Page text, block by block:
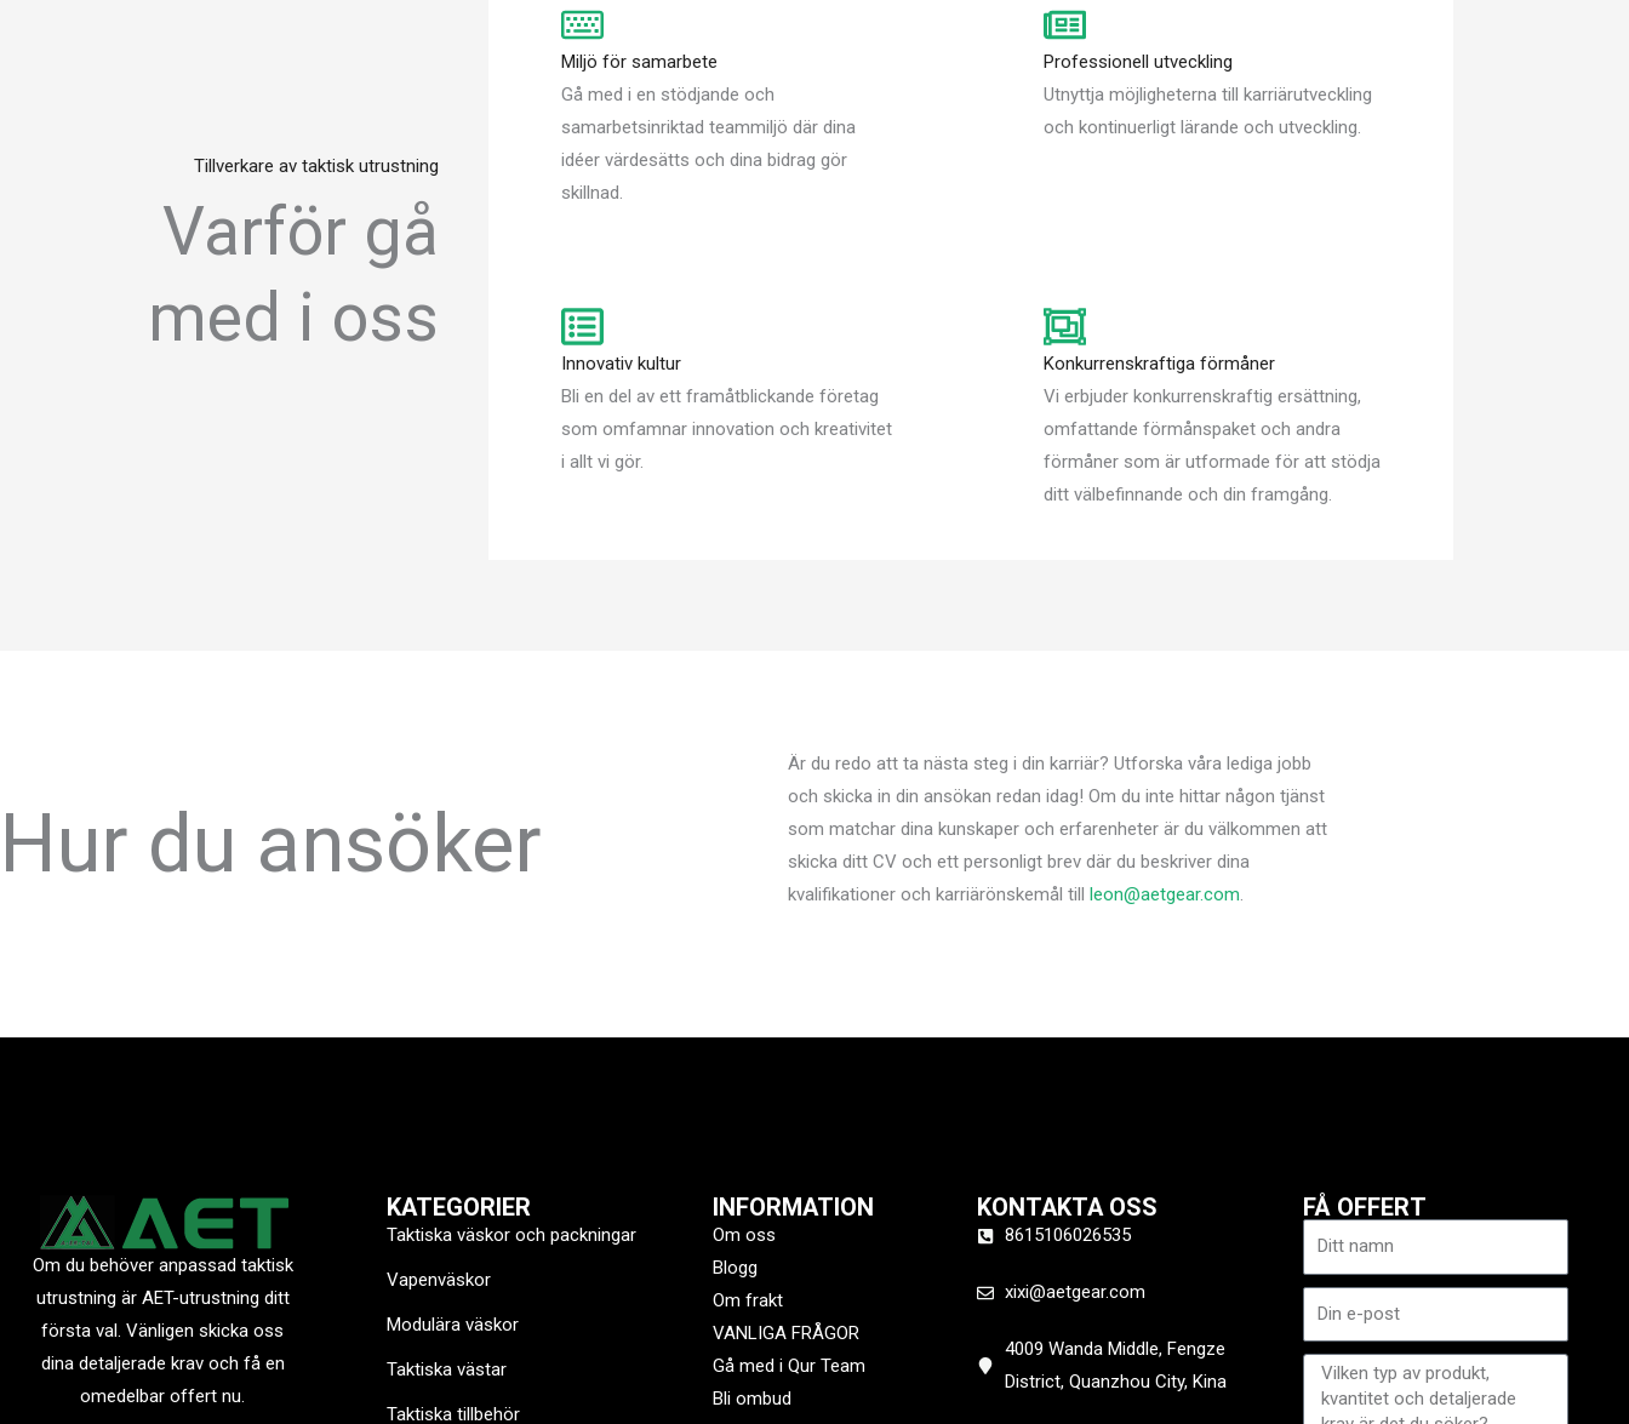
Tillverkare av taktisk utrustning
Varför gå
med i oss
Miljö för samarbete
Gå med i en stödjande och
samarbetsinriktad teammiljö där dina
idéer värdesätts och dina bidrag gör
skillnad.
Professionell utveckling
Utnyttja möjligheterna till karriärutveckling
och kontinuerligt lärande och utveckling.
Innovativ kultur
Bli en del av ett framåtblickande företag
som omfamnar innovation och kreativitet
i allt vi gör.
Konkurrenskraftiga förmåner
Vi erbjuder konkurrenskraftig ersättning,
omfattande förmånspaket och andra
förmåner som är utformade för att stödja
ditt välbefinnande och din framgång.
Hur du ansöker
Är du redo att ta nästa steg i din karriär? Utforska våra lediga jobb
och skicka in din ansökan redan idag! Om du inte hittar någon tjänst
som matchar dina kunskaper och erfarenheter är du välkommen att
skicka ditt CV och ett personligt brev där du beskriver dina
kvalifikationer och karriärönskemål till leon@aetgear.com.
Om du behöver anpassad taktisk
utrustning är AET-utrustning ditt
första val. Vänligen skicka oss
dina detaljerade krav och få en
omedelbar offert nu.
KATEGORIER
Taktiska väskor och packningar
Vapenväskor
Modulära väskor
Taktiska västar
Taktiska tillbehör
INFORMATION
Om oss
Blogg
Om frakt
VANLIGA FRÅGOR
Gå med i Qur Team
Bli ombud
KONTAKTA OSS
8615106026535
xixi@aetgear.com
4009 Wanda Middle, Fengze
District, Quanzhou City, Kina
FÅ OFFERT
Namn
Meddelande